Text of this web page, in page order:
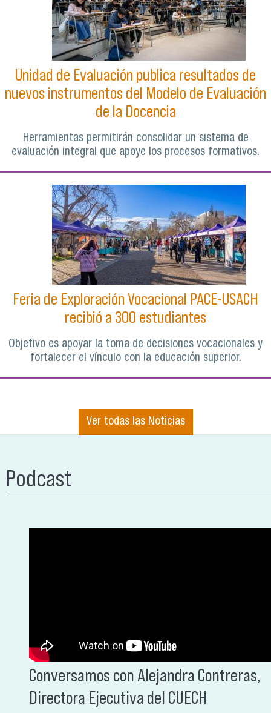
Unidad de Evaluación publica resultados de
nuevos instrumentos del Modelo de Evaluación
de la Docencia
Herramientas permitirán consolidar un sistema de
evaluación integral que apoye los procesos formativos.
Feria de Exploración Vocacional PACE-USACH
recibió a 300 estudiantes
Objetivo es apoyar la toma de decisiones vocacionales y
fortalecer el vínculo con la educación superior.
Ver todas las Noticias
Podcast
Conversamos con Alejandra Contreras,
Directora Ejecutiva del CUECH